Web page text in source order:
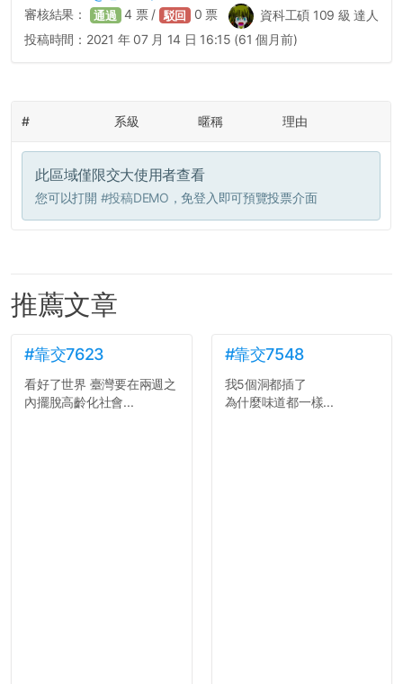
資科工碩 109 級 達人
審核結果： 通過 4 票 / 駁回 0 票
投稿時間： 2021 年 07 月 14 日 16:15 (61 個月前)
# 系級 暱稱 理由
此區域僅限交大使用者查看
您可以打開 #投稿DEMO ，免登入即可預覽投票介面
推薦文章
#靠交7623
看好了世界 臺灣要在兩週之
內擺脫高齡化社會...
#靠交7548
我5個洞都插了
為什麼味道都一樣...